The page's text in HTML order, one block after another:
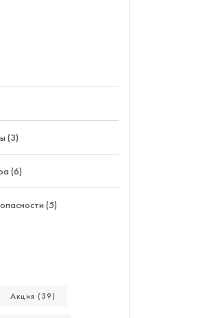
(3)
(6)
(5)
Акция (39)